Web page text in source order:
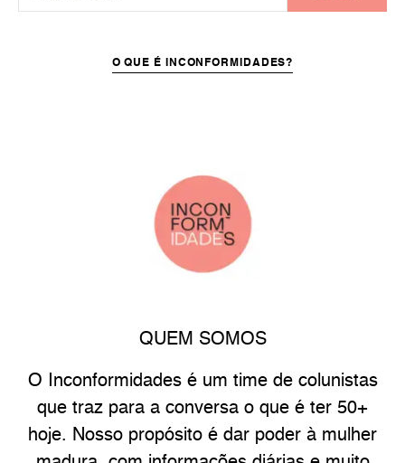
O QUE É INCONFORMIDADES?
QUEM SOMOS
O Inconformidades é um time de colunistas
que traz para a conversa o que é ter 50+
hoje. Nosso propósito é dar poder à mulher